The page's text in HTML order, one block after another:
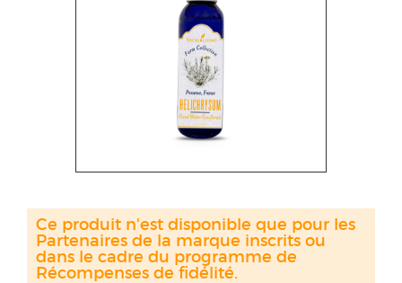
Ce produit n'est disponible que pour les
Partenaires de la marque inscrits ou
dans le cadre du programme de
Récompenses de fidélité.